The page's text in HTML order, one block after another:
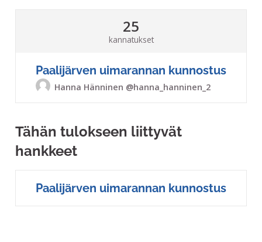
Paalijärven uimarannan kunnostus
Hanna Hänninen @hanna_hanninen_2
25
kannatukset
Tähän tulokseen liittyvät
hankkeet
Paalijärven uimarannan kunnostus